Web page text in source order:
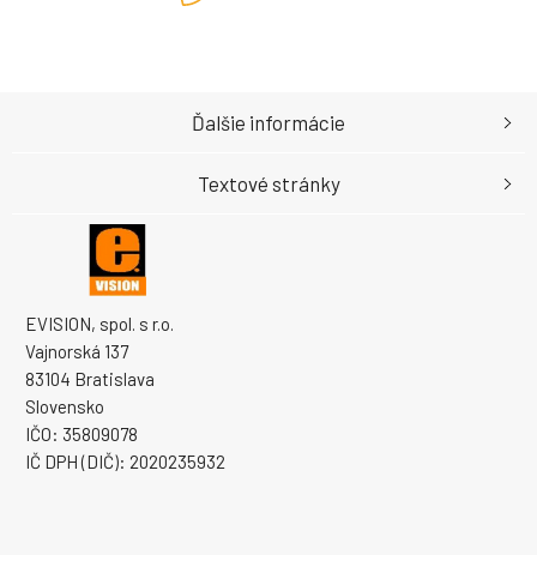
EVISION, spol. s r.o.
Vajnorská 137
83104 Bratislava
Slovensko
IČO: 35809078
IČ DPH (DIČ): 2020235932
Ďalšie informácie
Textové stránky